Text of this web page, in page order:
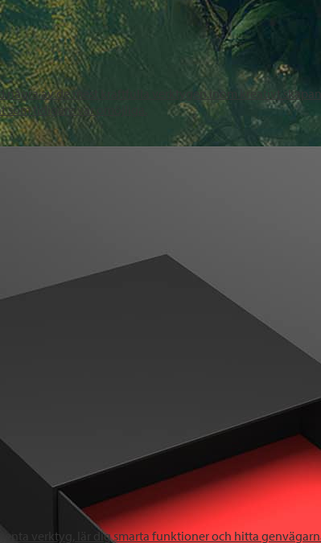
några av de mest kraftfulla verktygen inom kreativt
tidigare var omöjliga.
verktyg, lär dig smarta funktioner och hitta